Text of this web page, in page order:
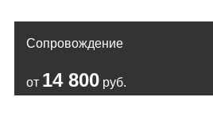
Сопровождение
от 14 800 руб.